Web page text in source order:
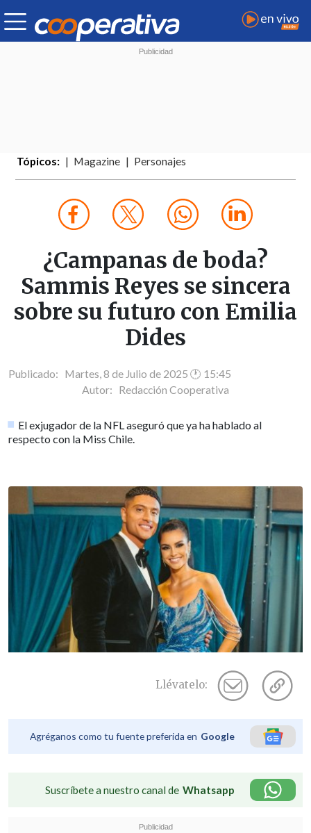
Tópicos: Magazine Personajes
¿Campanas de boda?
Sammis Reyes se sincera
sobre su futuro con Emilia
Dides
Publicado: Martes, 8 de Julio de 2025 🕐 15:45
Autor: Redacción Cooperativa
El exjugador de la NFL aseguró que ya ha hablado al
respecto con la Miss Chile.
Llévatelo:
Agréganos como tu fuente preferida en Google
Suscríbete a nuestro canal de Whatsapp